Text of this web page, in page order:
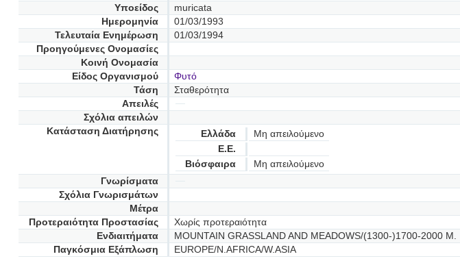
Υποείδος
muricata
Ημερομηνία
01/03/1993
Τελευταία Ενημέρωση
01/03/1994
Προηγούμενες Oνομασίες
Κοινή Ονομασία
Είδος Οργανισμού
Φυτό
Τάση
Σταθερότητα
Απειλές
Σχόλια απειλών
Κατάσταση Διατήρησης
Ελλάδα
Μη απειλούμενο
Ε.Ε.
Βιόσφαιρα
Μη απειλούμενο
Γνωρίσματα
Σχόλια Γνωρισμάτων
Μέτρα
Προτεραιότητα Προστασίας
Χωρίς προτεραιότητα
Ενδιαιτήματα
MOUNTAIN GRASSLAND AND MEADOWS/(1300-)1700-2000 M.
Παγκόσμια Εξάπλωση
EUROPE/N.AFRICA/W.ASIA